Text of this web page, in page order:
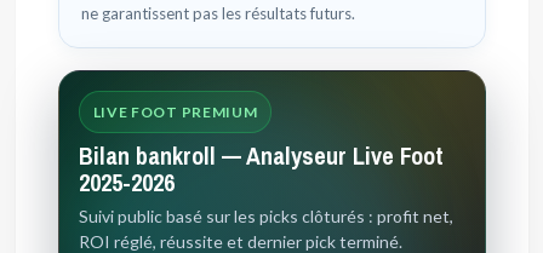
ne garantissent pas les résultats futurs.
LIVE FOOT PREMIUM
Bilan bankroll — Analyseur Live Foot
2025-2026
Suivi public basé sur les picks clôturés : profit net,
ROI réglé, réussite et dernier pick terminé.